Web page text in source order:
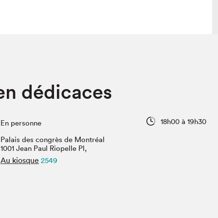
Programmation dans la ville
Vidéos et balados
dédicaces
En personne
18h00 à 19h30
Palais des congrès de Montréal
1001 Jean Paul Riopelle Pl,
Au kiosque 2549